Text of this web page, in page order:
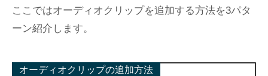
ここではオーディオクリップを追加する方法を3パタ
ーン紹介します。
オーディオクリップの追加方法